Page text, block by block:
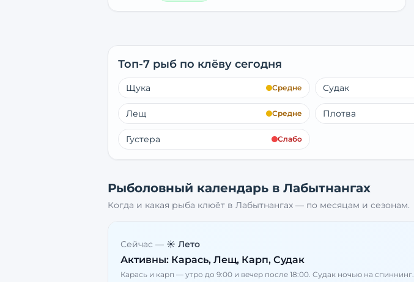
Топ-7 рыб по клёву сегодня
Щука Средне Судак
Лещ Средне Плотва
Густера Слабо
Рыболовный календарь в Лабытнангах
Когда и какая рыба клюёт в Лабытнангах — по месяцам и сезонам.
Сейчас — ☀️ Лето
Активны: Карась, Лещ, Карп, Судак
Карась и карп — утро до 9:00 и вечер после 18:00. Судак ночью на спиннинг.